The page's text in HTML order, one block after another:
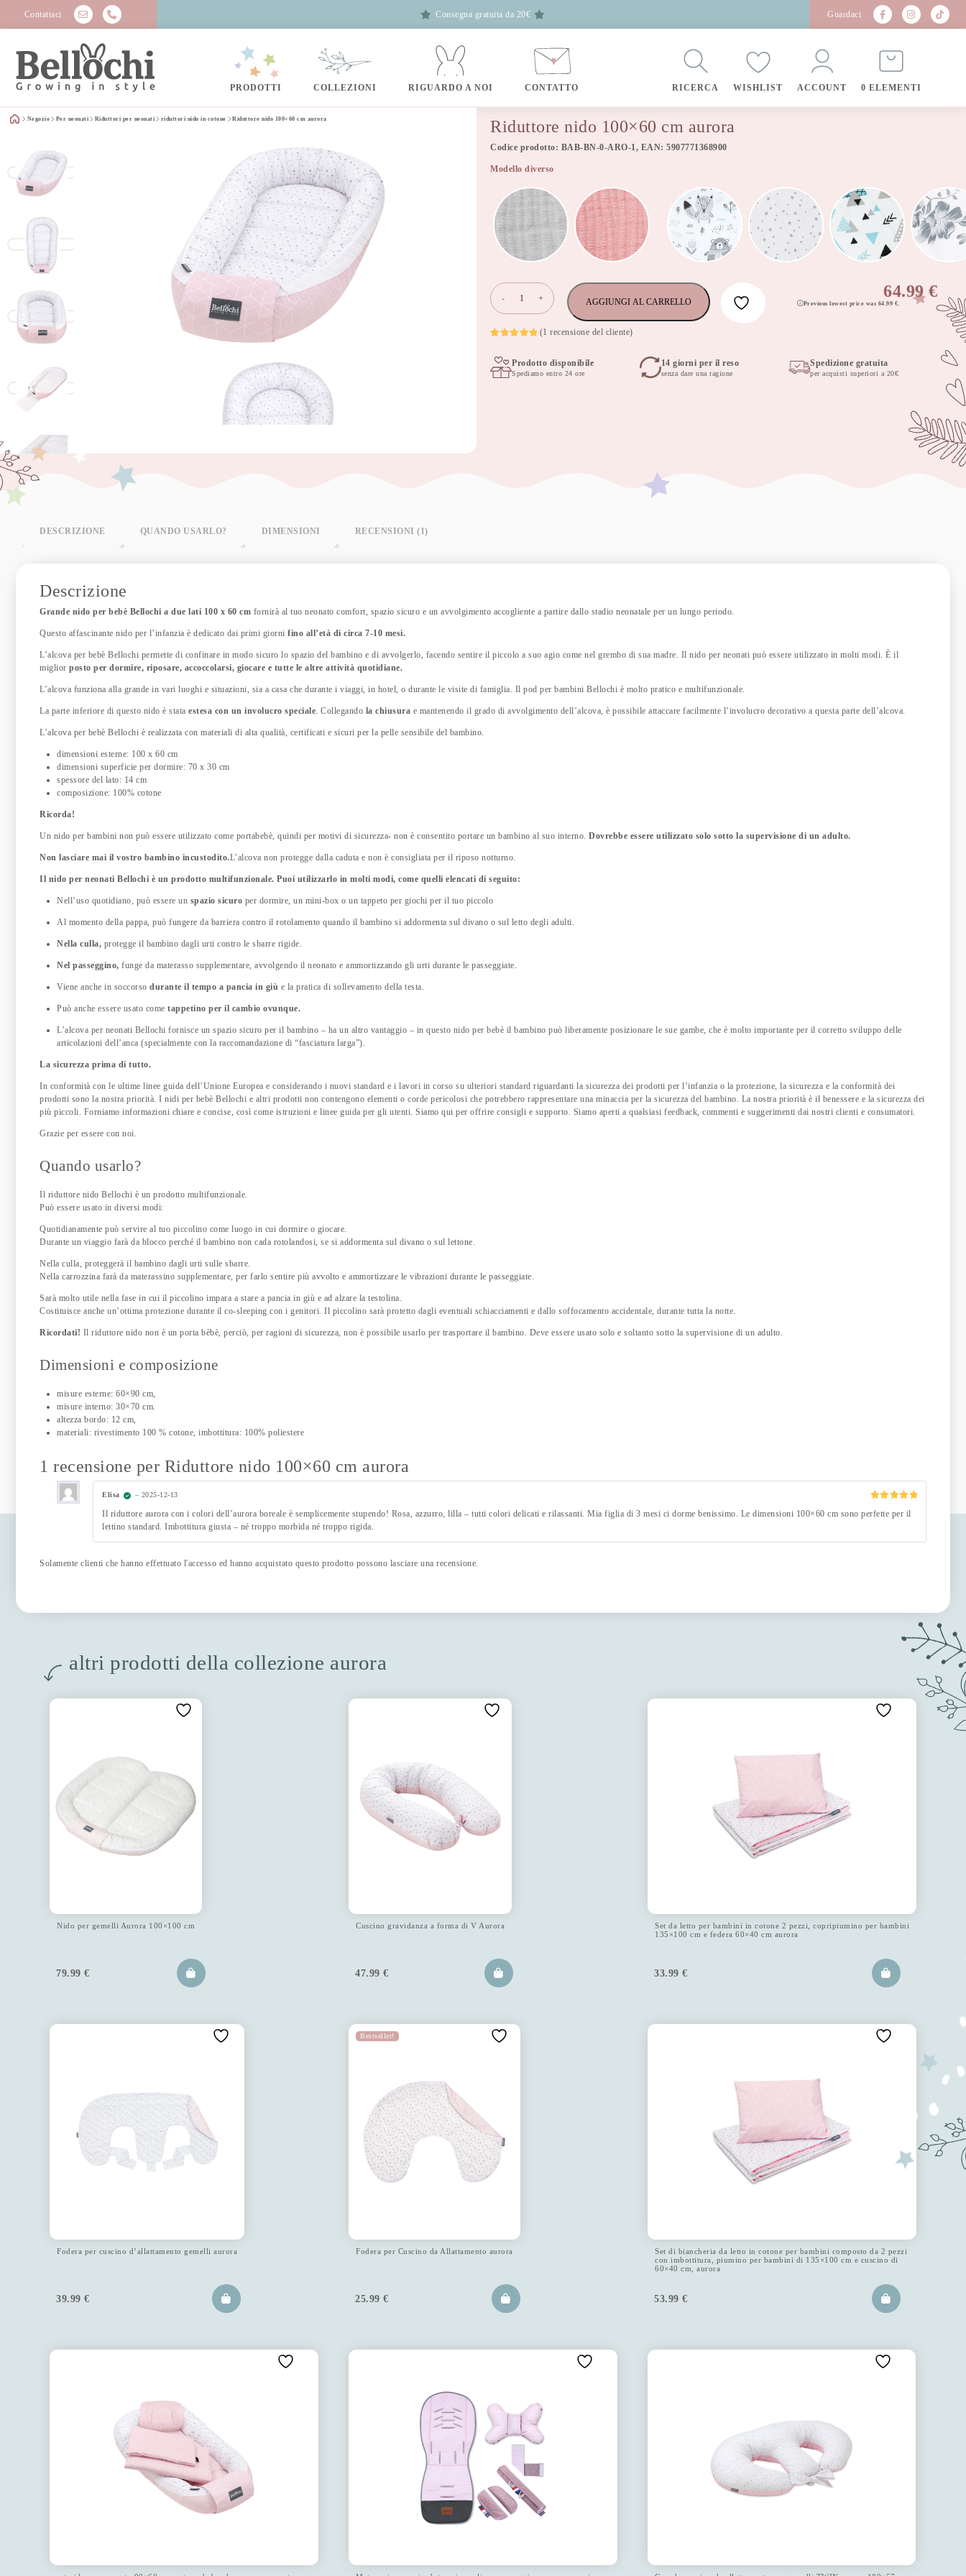
Contattaci Consegna gratuita da 20€ Guardaci
PRODOTTI COLLEZIONI RIGUARDO A NOI CONTATTO RICERCA WISHLIST ACCOUNT 0 ELEMENTI
Negozio Per neonati Riduttori per neonati riduttori nido in cotone Riduttore nido 100×60 cm aurora Riduttore nido 100×60 cm aurora
Codice prodotto: BAB-BN-0-ARO-1, EAN: 5907771368900
Modello diverso
-
Riduttore
cm
quantità
+ AGGIUNGI AL CARRELLO
64.99€
Previous lowest price was 64.99 €.
base di
recensioni
(1 recensione del cliente)
Prodotto disponibile
Spediamo entro 24 ore
14 giorni per il reso
senza dare una ragione
Spedizione gratuita
per acquisti superiori a 20€
DESCRIZIONE QUANDO USARLO? DIMENSIONI RECENSIONI (1)
Descrizione
Grande nido per bebè Bellochi a due lati 100 x 60 cm fornirà al tuo neonato comfort, spazio sicuro e un avvolgimento accogliente a partire dallo stadio neonatale per un lungo periodo.
Questo affascinante nido per l’infanzia è dedicato dai primi giornifino all’età di circa 7-10 mesi.
L’alcova per bebè Bellochi permette di confinare in modo sicuro lo spazio del bambino e di avvolgerlo, facendo sentire il piccolo a suo agio come nel grembo di sua madre. Il nido per neonati può essere utilizzato in molti modi. È il
miglior posto per dormire, riposare, accoccolarsi, giocare e tutte le altre attività quotidiane.
L’alcova funziona alla grande in vari luoghi e situazioni, sia a casa che durante i viaggi, in hotel, o durante le visite di famiglia. Il pod per bambini Bellochi è molto pratico e multifunzionale.
La parte inferiore di questo nido è stata estesa con un involucro speciale. Collegando la chiusura e mantenendo il grado di avvolgimento dell’alcova, è possibile attaccare facilmente l’involucro decorativo a questa parte dell’alcova.
L’alcova per bebè Bellochi è realizzata con materiali di alta qualità, certificati e sicuri per la pelle sensibile del bambino.
dimensioni esterne: 100 x 60 cm
dimensioni superficie per dormire: 70 x 30 cm
spessore del lato: 14 cm
composizione: 100% cotone
Ricorda!
Un nido per bambini non può essere utilizzato come portabebè, quindi per motivi di sicurezza- non è consentito portare un bambino al suo interno. Dovrebbe essere utilizzato solo sotto la supervisione di un adulto.
Non lasciare mai il vostro bambino incustodito.L’alcova non protegge dalla caduta e non è consigliata per il riposo notturno.
Il nido per neonati Bellochi è un prodotto multifunzionale.Puoi utilizzarlo in molti modi, come quelli elencati di seguito:
Nell’uso quotidiano, può essere un spazio sicuro per dormire, un mini-box o un tappeto per giochi per il tuo piccolo
Al momento della pappa, può fungere da barriera contro il rotolamento quando il bambino si addormenta sul divano o sul letto degli adulti.
Nella culla, protegge il bambino dagli urti contro le sbarre rigide.
Nel passeggino, funge da materasso supplementare, avvolgendo il neonato e ammortizzando gli urti durante le passeggiate.
Viene anche in soccorso durante il tempo a pancia in giù e la pratica di sollevamento della testa.
Può anche essere usato come tappetino per il cambio ovunque.
L’alcova per neonati Bellochi fornisce un spazio sicuro per il bambino – ha un altro vantaggio – in questo nido per bebè il bambino può liberamente posizionare le sue gambe, che è molto importante per il corretto sviluppo delle
articolazioni dell’anca (specialmente con la raccomandazione di “fasciatura larga”).
La sicurezza prima di tutto.
In conformità con le ultime linee guida dell’Unione Europea e considerando i nuovi standard e i lavori in corso su ulteriori standard riguardanti la sicurezza dei prodotti per l’infanzia o la protezione, la sicurezza e la conformità dei
prodotti sono la nostra priorità. I nidi per bebè Bellochi e altri prodotti non contengono elementi o corde pericolosi che potrebbero rappresentare una minaccia per la sicurezza del bambino. La nostra priorità è il benessere e la sicurezza dei
più piccoli. Forniamo informazioni chiare e concise, così come istruzioni e linee guida per gli utenti. Siamo qui per offrire consigli e supporto. Siamo aperti a qualsiasi feedback, commenti e suggerimenti dai nostri clienti e consumatori.
Grazie per essere con noi.
Quando usarlo?
Il riduttore nido Bellochi è un prodotto multifunzionale.
Può essere usato in diversi modi:
Quotidianamente può servire al tuo piccolino come luogo in cui dormire o giocare.
Durante un viaggio farà da blocco perché il bambino non cada rotolandosi, se si addormenta sul divano o sul lettone.
Nella culla, proteggerà il bambino dagli urti sulle sbarre.
Nella carrozzina farà da materassino supplementare, per farlo sentire più avvolto e ammortizzare le vibrazioni durante le passeggiate.
Sarà molto utile nella fase in cui il piccolino impara a stare a pancia in giù e ad alzare la testolina.
Costituisce anche un’ottima protezione durante il co-sleeping con i genitori. Il piccolino sarà protetto dagli eventuali schiacciamenti e dallo soffocamento accidentale, durante tutta la notte.
Ricordati! Il riduttore nido non è un porta bèbè, perciò, per ragioni di sicurezza, non è possibile usarlo per trasportare il bambino. Deve essere usato solo e soltanto sotto la supervisione di un adulto.
Dimensioni e composizione
misure esterne: 60×90 cm,
misure interno: 30×70 cm.
altezza bordo: 12 cm,
materiali: rivestimento 100 % cotone, imbottitura: 100% poliestere
1 recensione per Riduttore nido 100×60 cm aurora
su 5
Elisa – 2025-12-13
Il riduttore aurora con i colori dell’aurora boreale è semplicemente stupendo! Rosa, azzurro, lilla – tutti colori delicati e rilassanti. Mia figlia di 3 mesi ci dorme benissimo. Le dimensioni 100×60 cm sono perfette per il
lettino standard. Imbottitura giusta – né troppo morbida né troppo rigida.
Solamente clienti che hanno effettuato l'accesso ed hanno acquistato questo prodotto possono lasciare una recensione.
altri prodotti della collezione aurora
Nido per gemelli Aurora 100×100 cm
79.99 €
Cuscino gravidanza a forma di V Aurora
47.99 €
Set da letto per bambini in cotone 2 pezzi, copripiumino per bambini
135×100 cm e federa 60×40 cm aurora
33.99 €
Fodera per cuscino d’allattamento gemelli aurora
39.99 €
Bestseller!
Fodera per Cuscino da Allattamento aurora
25.99 €
Set di biancheria da letto in cotone per bambini composto da 2 pezzi
con imbottitura, piumino per bambini di 135×100 cm e cuscino di
60×40 cm, aurora
53.99 €